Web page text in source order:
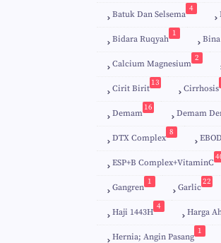
Batuk Dan Selsema
4
Bidara Ruqyah
1
Calcium Magnesium
2
Cirit Birit
13
Cirrhosis
Demam
16
Demam
DTX Complex
8
EBOD
ESP+B Complex+VitaminC
Gangren
1
Garlic
22
Haji 1443H
4
Harga
Hernia; Angin Pasang
1